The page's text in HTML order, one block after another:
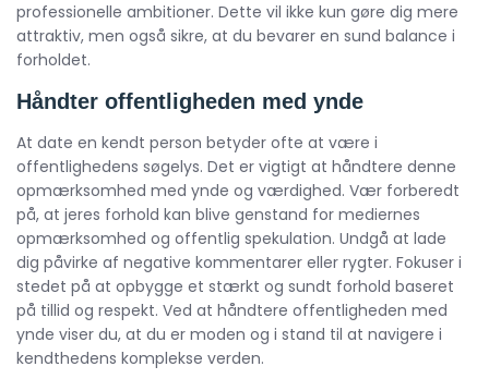
professionelle ambitioner. Dette vil ikke kun gøre dig mere
attraktiv, men også sikre, at du bevarer en sund balance i
forholdet.
Håndter offentligheden med ynde
At date en kendt person betyder ofte at være i
offentlighedens søgelys. Det er vigtigt at håndtere denne
opmærksomhed med ynde og værdighed. Vær forberedt
på, at jeres forhold kan blive genstand for mediernes
opmærksomhed og offentlig spekulation. Undgå at lade
dig påvirke af negative kommentarer eller rygter. Fokuser i
stedet på at opbygge et stærkt og sundt forhold baseret
på tillid og respekt. Ved at håndtere offentligheden med
ynde viser du, at du er moden og i stand til at navigere i
kendthedens komplekse verden.